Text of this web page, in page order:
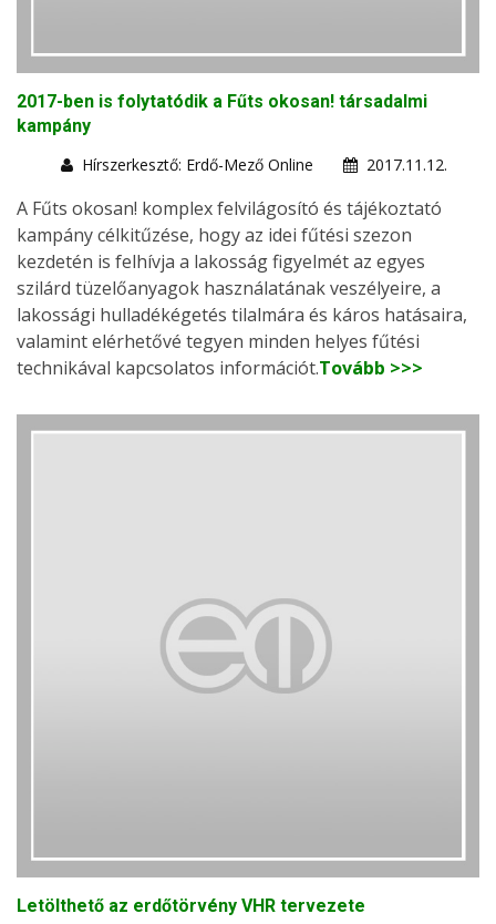
2017-ben is folytatódik a Fűts okosan! társadalmi
kampány
Hírszerkesztő: Erdő-Mező Online
2017.11.12.
A Fűts okosan! komplex felvilágosító és tájékoztató
kampány célkitűzése, hogy az idei fűtési szezon
kezdetén is felhívja a lakosság figyelmét az egyes
szilárd tüzelőanyagok használatának veszélyeire, a
lakossági hulladékégetés tilalmára és káros hatásaira,
valamint elérhetővé tegyen minden helyes fűtési
technikával kapcsolatos információt.Tovább >>>
Letölthető az erdőtörvény VHR tervezete